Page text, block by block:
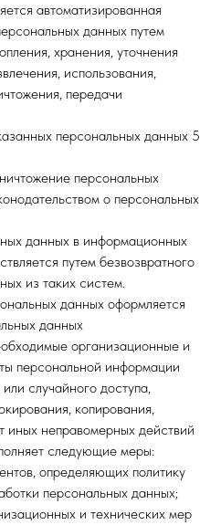
автоматизированная
данных путем
хранения, уточнения
использования,
передачи
персональных данных 5
персональных
о персональных
данных в информационных
путем безвозвратного
из таких систем.
данных оформляется
данных
организационные и
персональной информации
случайного доступа,
копирования,
иных неправомерных действий
следующие меры:
определяющих политику
персональных данных;
и технических мер